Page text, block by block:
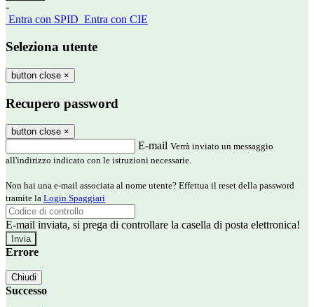
-
Entra con SPID Entra con CIE
Seleziona utente
button close ×
Recupero password
button close ×
E-mail Verrà inviato un messaggio
all'indirizzo indicato con le istruzioni necessarie.
Non hai una e-mail associata al nome utente? Effettua il reset della password
tramite la Login Spaggiari
E-mail inviata, si prega di controllare la casella di posta elettronica!
Errore
Chiudi
Successo